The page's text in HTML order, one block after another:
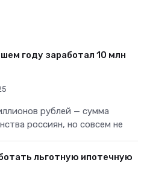
году заработал 10 млн
рублей — сумма
россиян, но совсем не
льготную ипотечную